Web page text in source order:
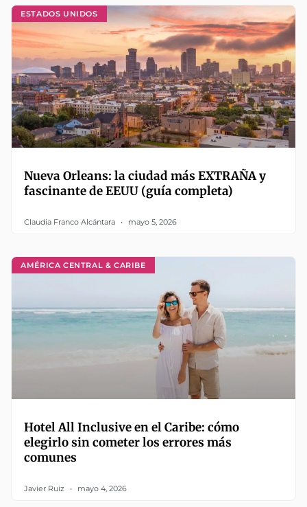
ESTADOS UNIDOS
Nueva Orleans: la ciudad más EXTRAÑA y
fascinante de EEUU (guía completa)
Claudia Franco Alcántara mayo 5, 2026
AMÉRICA CENTRAL & CARIBE
Hotel All Inclusive en el Caribe: cómo
elegirlo sin cometer los errores más
comunes
Javier Ruiz mayo 4, 2026